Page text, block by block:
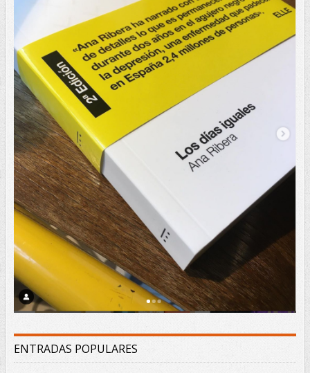
ENTRADAS POPULARES